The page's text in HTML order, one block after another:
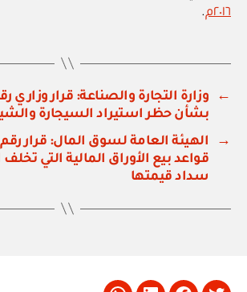
٢٠١٦م
.
←
بشأن حظر استيراد السيجارة
→
قواعد بيع الأوراق المالية التي
سداد قيمتها